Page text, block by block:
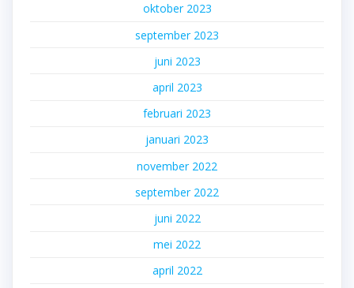
oktober 2023
september 2023
juni 2023
april 2023
februari 2023
januari 2023
november 2022
september 2022
juni 2022
mei 2022
april 2022